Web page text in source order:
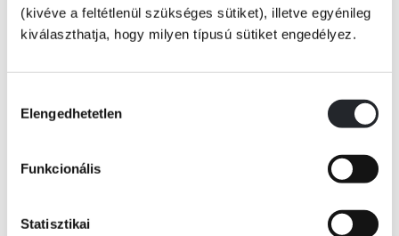
(kivéve a feltétlenül szükséges sütiket), illetve egyénileg
kiválaszthatja, hogy milyen típusú sütiket engedélyez.
kiválasztása
Elengedhetetlen
Funkcionális
Statisztikai